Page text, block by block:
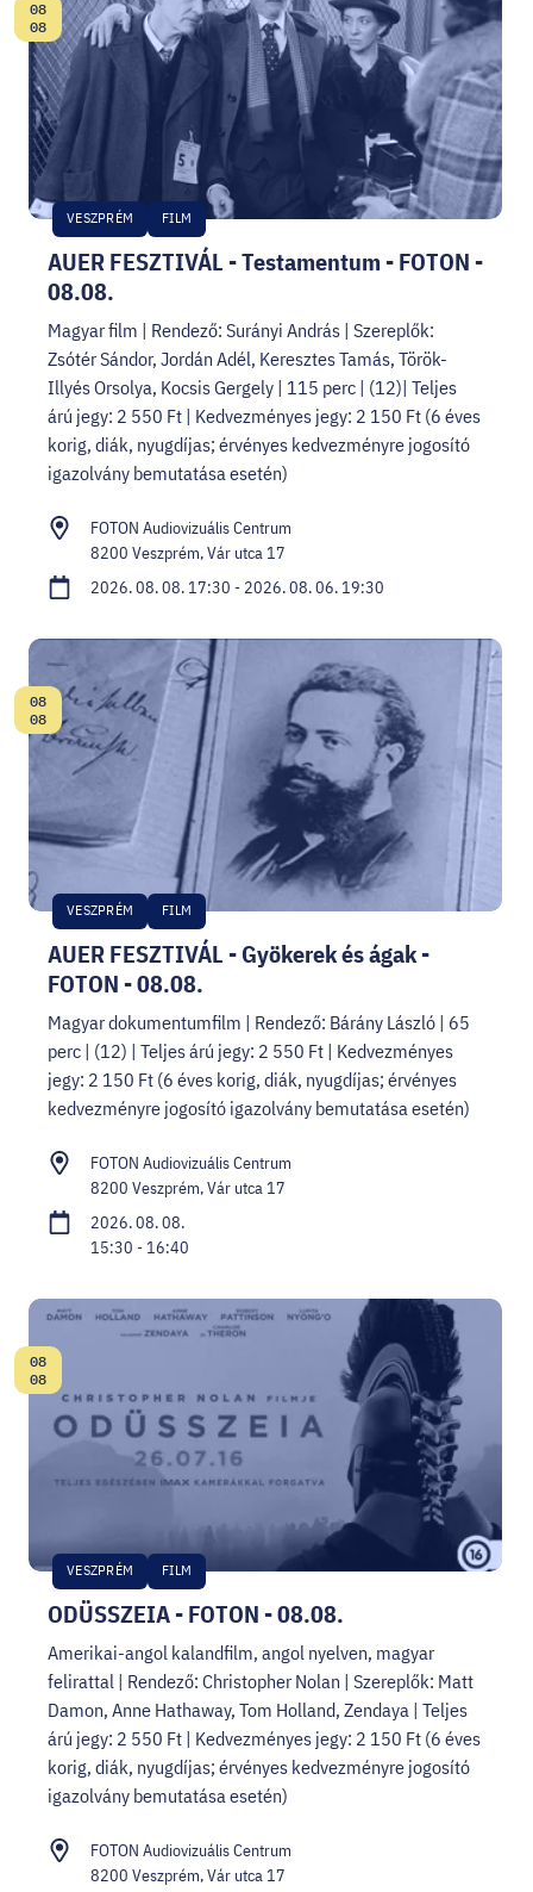
AUER FESZTIVÁL - Testamentum - FOTON -
08.08.
VESZPRÉM FILM
Dátum:
08
08
Magyar film | Rendező: Surányi András | Szereplők:
Zsótér Sándor, Jordán Adél, Keresztes Tamás, Török-
Illyés Orsolya, Kocsis Gergely | 115 perc | (12)| Teljes
árú jegy: 2 550 Ft | Kedvezményes jegy: 2 150 Ft (6 éves
korig, diák, nyugdíjas; érvényes kedvezményre jogosító
igazolvány bemutatása esetén)
FOTON Audiovizuális Centrum
8200 Veszprém, Vár utca 17
2026. 08. 08. 17:30 - 2026. 08. 06. 19:30
AUER FESZTIVÁL - Gyökerek és ágak -
FOTON - 08.08.
VESZPRÉM FILM
Dátum:
08
08
Magyar dokumentumfilm | Rendező: Bárány László | 65
perc | (12) | Teljes árú jegy: 2 550 Ft | Kedvezményes
jegy: 2 150 Ft (6 éves korig, diák, nyugdíjas; érvényes
kedvezményre jogosító igazolvány bemutatása esetén)
FOTON Audiovizuális Centrum
8200 Veszprém, Vár utca 17
2026. 08. 08.
15:30 - 16:40
ODÜSSZEIA - FOTON - 08.08.
VESZPRÉM FILM
Dátum:
08
08
Amerikai-angol kalandfilm, angol nyelven, magyar
felirattal | Rendező: Christopher Nolan | Szereplők: Matt
Damon, Anne Hathaway, Tom Holland, Zendaya | Teljes
árú jegy: 2 550 Ft | Kedvezményes jegy: 2 150 Ft (6 éves
korig, diák, nyugdíjas; érvényes kedvezményre jogosító
igazolvány bemutatása esetén)
FOTON Audiovizuális Centrum
8200 Veszprém, Vár utca 17